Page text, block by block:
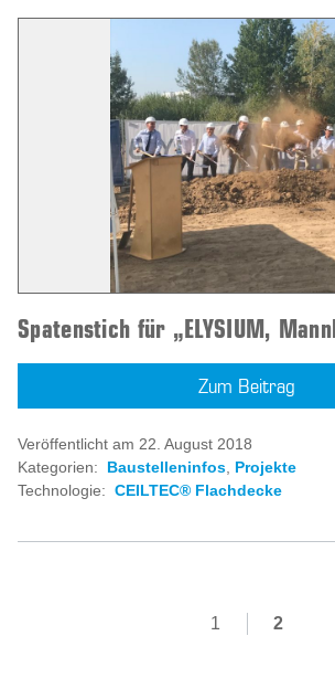
Spatenstich für „ELYSIUM,
Zum Beitrag
Veröffentlicht am 22. August 2018
Kategorien:
Baustelleninfos, Projekte
Technologie: CEILTEC® Flachdecke
1 2